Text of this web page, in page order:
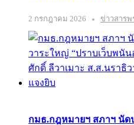
2 กรกฎาคม 2026 ข่าวสารพ
กมธ.กฎหมายฯ สภาฯ นัด